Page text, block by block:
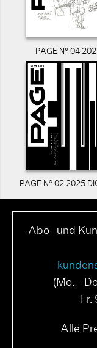
PAGE N° 04
PAGE N° 02 2025
Abo- und
(Mo. -
Alle